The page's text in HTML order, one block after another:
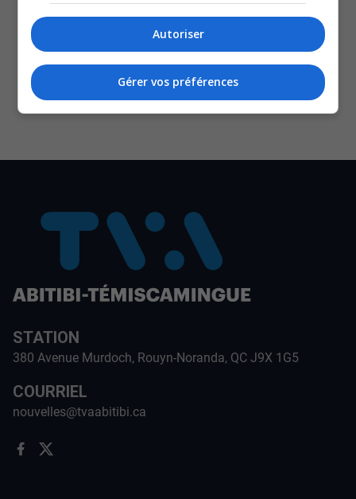
Commentaires
SOUTENIR NOS MÉDIAS, C’EST PROTÉGER NOTRE
CULTURE ET NOTRE ÉCONOMIE
STATION
380 Avenue Murdoch, Rouyn-Noranda, QC J9X 1G5
COURRIEL
nouvelles@tvaabitibi.ca
Autoriser
Gérer vos préférences